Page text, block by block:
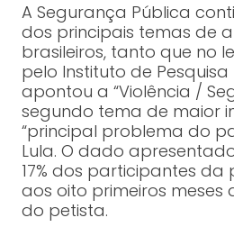
A Segurança Pública
dos principais temas de
brasileiros, tanto que no
pelo Instituto de
apontou a “Violência /
segundo tema de maior
“principal problema do
Lula. O dado
17% dos participantes da
aos oito primeiros
do petista.